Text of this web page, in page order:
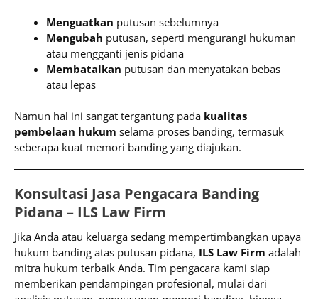
Menguatkan putusan sebelumnya
Mengubah putusan, seperti mengurangi hukuman
atau mengganti jenis pidana
Membatalkan putusan dan menyatakan bebas
atau lepas
Namun hal ini sangat tergantung pada kualitas
pembelaan hukum selama proses banding, termasuk
seberapa kuat memori banding yang diajukan.
Konsultasi Jasa Pengacara Banding
Pidana – ILS Law Firm
Jika Anda atau keluarga sedang mempertimbangkan upaya
hukum banding atas putusan pidana, ILS Law Firm adalah
mitra hukum terbaik Anda. Tim pengacara kami siap
memberikan pendampingan profesional, mulai dari